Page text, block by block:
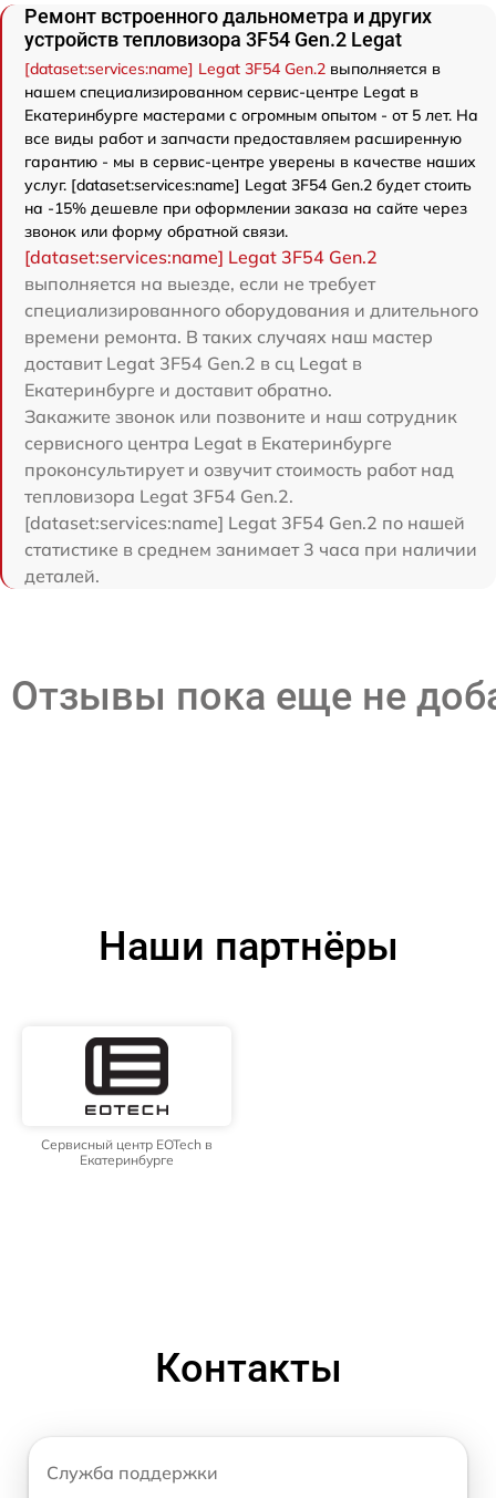
Ремонт встроенного дальнометра и других
устройств тепловизора 3F54 Gen.2 Legat
[dataset:services:name] Legat 3F54 Gen.2 выполняется в
нашем специализированном сервис-центре Legat в
Екатеринбурге мастерами с огромным опытом - от 5 лет. На
все виды работ и запчасти предоставляем расширенную
гарантию - мы в сервис-центре уверены в качестве наших
услуг. [dataset:services:name] Legat 3F54 Gen.2 будет стоить
на -15% дешевле при оформлении заказа на сайте через
звонок или форму обратной связи.
[dataset:services:name] Legat 3F54 Gen.2
выполняется на выезде, если не требует
специализированного оборудования и длительного
времени ремонта. В таких случаях наш мастер
доставит Legat 3F54 Gen.2 в сц Legat в
Екатеринбурге и доставит обратно.
Закажите звонок или позвоните и наш сотрудник
сервисного центра Legat в Екатеринбурге
проконсультирует и озвучит стоимость работ над
тепловизора Legat 3F54 Gen.2.
[dataset:services:name] Legat 3F54 Gen.2 по нашей
статистике в среднем занимает 3 часа при наличии
деталей.
Отзывы пока еще не
Наши партнёры
Сервисный центр EOTech в
Екатеринбурге
Контакты
Служба поддержки